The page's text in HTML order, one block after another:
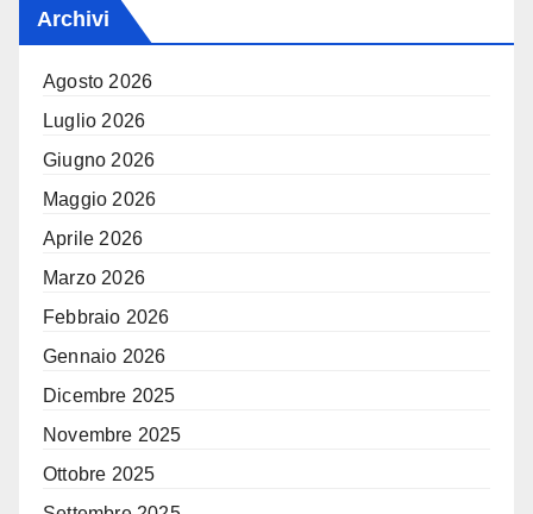
Archivi
Agosto 2026
Luglio 2026
Giugno 2026
Maggio 2026
Aprile 2026
Marzo 2026
Febbraio 2026
Gennaio 2026
Dicembre 2025
Novembre 2025
Ottobre 2025